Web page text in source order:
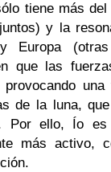
tiene más
y la
y Europa
que las
provocando
de la luna,
Por ello, Ío
más activo,